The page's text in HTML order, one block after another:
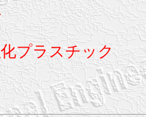
プラスチック